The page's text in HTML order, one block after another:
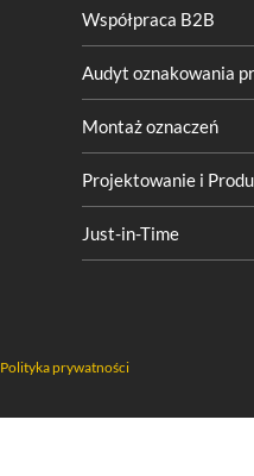
Współpraca B2B
Audyt oznakowania
Montaż oznaczeń
Projektowanie i
Just-in-Time
Polityka prywatności